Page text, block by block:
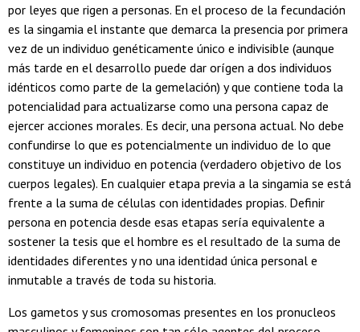
por leyes que rigen a personas. En el proceso de la fecundación
es la singamia el instante que demarca la presencia por primera
vez de un individuo genéticamente único e indivisible (aunque
más tarde en el desarrollo puede dar orígen a dos individuos
idénticos como parte de la gemelación) y que contiene toda la
potencialidad para actualizarse como una persona capaz de
ejercer acciones morales. Es decir, una persona actual. No debe
confundirse lo que es potencialmente un individuo de lo que
constituye un individuo en potencia (verdadero objetivo de los
cuerpos legales). En cualquier etapa previa a la singamia se está
frente a la suma de células con identidades propias. Definir
persona en potencia desde esas etapas sería equivalente a
sostener la tesis que el hombre es el resultado de la suma de
identidades diferentes y no una identidad única personal e
inmutable a través de toda su historia.
Los gametos y sus cromosomas presentes en los pronucleos